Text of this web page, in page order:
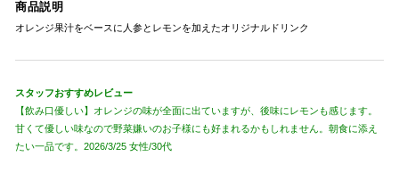
商品説明
オレンジ果汁をベースに人参とレモンを加えたオリジナルドリンク
スタッフおすすめレビュー
【飲み口優しい】オレンジの味が全面に出ていますが、後味にレモンも感じます。
甘くて優しい味なので野菜嫌いのお子様にも好まれるかもしれません。朝食に添え
たい一品です。2026/3/25 女性/30代